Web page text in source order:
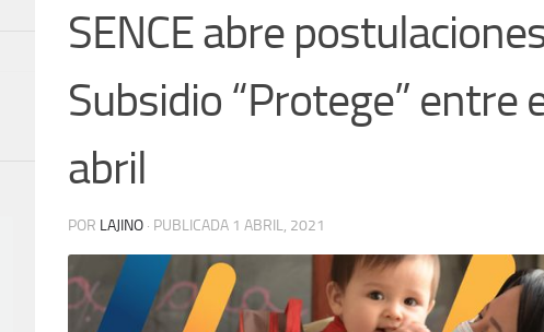
SENCE abre
Subsidio “Protege” entre
abril
POR LAJINO · PUBLICADA 1 ABRIL, 2021